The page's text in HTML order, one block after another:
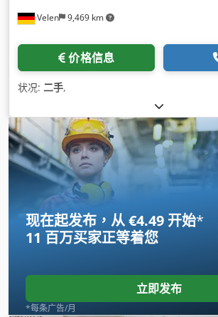
Velen 9,469 km
价格信息
状况: 二手,
现在起发布，从 €4.49 开始*
11 百万买家正等着您
立即发布
*每条广告/月